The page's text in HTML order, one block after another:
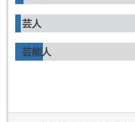
芸人
芸能人